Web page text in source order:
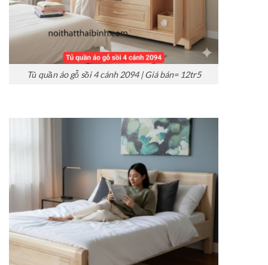
Tủ quần áo gỗ sồi 4 cánh 2094 | Giá bán= 12tr5